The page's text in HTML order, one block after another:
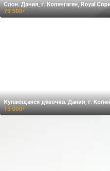
Слон. Дания, г. Копенгаген, Royal
73 500₽
Купающаяся девочка. Дания, г.
15 000₽